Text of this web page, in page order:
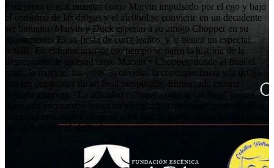
Esta pieza teatral muestra como Marvin impulsado por el ego y bajo
el consumo de las dr0gas y el alc0hol se convierte en un decadente
ser humano. Marvin y Duck esperan a su amigo Chopper en su
apartamento. Es su fiesta de cumpleaños, y le tienen un especial
detalle. En el transcurso de ese tiempo se narra la historia de la
inquebrantable amistad entre Marvin y Chopper, donde al final el
amor, la traición, los celos, la envidia, la concupiscencia y la dr0ga,
son los detonantes de un final inesperado. Enmarcada en una
traición amorosa, “La felicidad es breve como la coc4ína” es una
de las dr0gas y el alc0hol.